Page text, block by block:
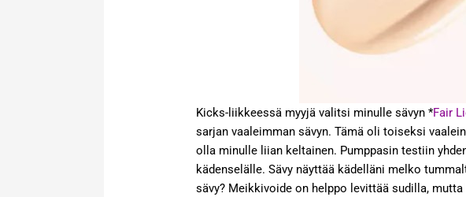
Kicks-liikkeessä myyjä valitsi minulle sävyn *Fair
sarjan vaaleimman sävyn. Tämä oli toiseksi
olla minulle liian keltainen. Pumppasin testiin
kädenselälle. Sävy näyttää kädelläni melko
sävy? Meikkivoide on helppo levittää sudilla,